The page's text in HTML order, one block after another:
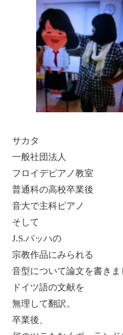
サカタ
一般社団法人
フロイデピアノ教室
普通科の高校卒業後
音大で主科ピアノ
そして
J.S.バッハの
宗教作品にみられる
音型について論文を書きま
ドイツ語の文献を
無理して翻訳。
卒業後、